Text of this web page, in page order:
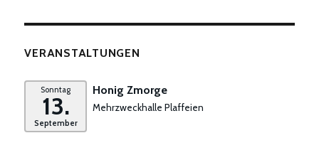
VERANSTALTUNGEN
Sonntag
13.
September
Honig Zmorge
Mehrzweckhalle Plaffeien